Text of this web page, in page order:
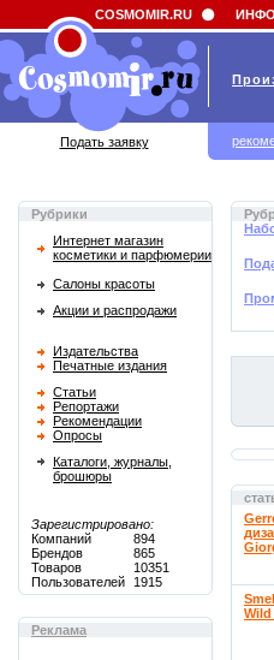
Field 'news_title' doesn't have a default value
Рубрики
Интернет магазин
косметики и парфюмерии
Салоны красоты
Акции и распродажи
Издательства
Печатные издания
Статьи
Репортажи
Рекомендации
Опросы
Каталоги, журналы,
брошюры
Зарегистрировано:
Компаний
894
Брендов
865
Товаров
10351
Пользователей
1915
Реклама
Wild
COSMOMIR.RU
Подать заявку